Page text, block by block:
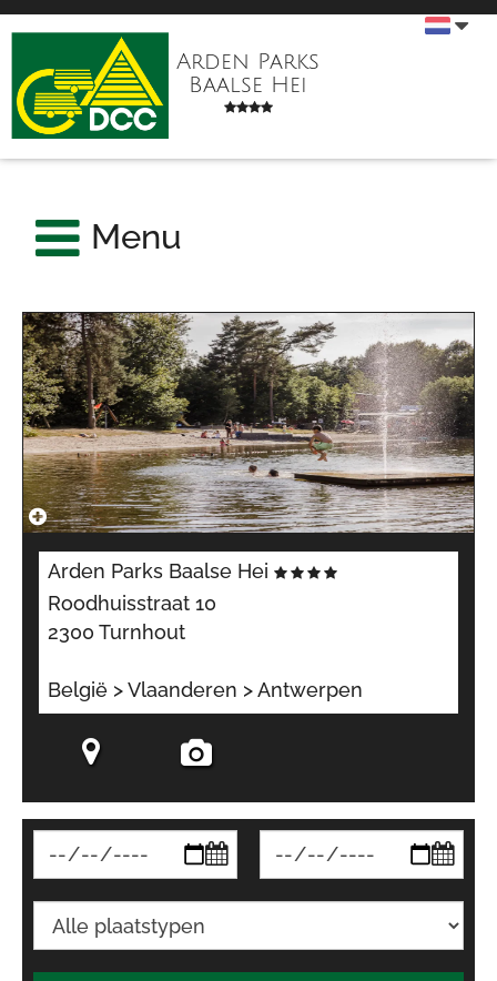
Arden Parks
Baalse Hei
Menu
Arden Parks Baalse Hei
Roodhuisstraat 10
2300 Turnhout
België > Vlaanderen > Antwerpen